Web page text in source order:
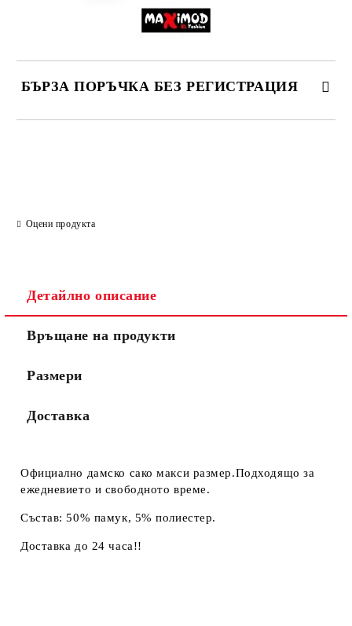
БЪРЗА ПОРЪЧКА БЕЗ РЕГИСТРАЦИЯ
Оцени продукта
Детайлно описание
Връщане на продукти
Размери
Доставка
Официално дамско сако макси размер.Подходящо за
ежедневието и свободното време.
Състав: 50% памук, 5% полиестер.
Доставка до 24 часа!!